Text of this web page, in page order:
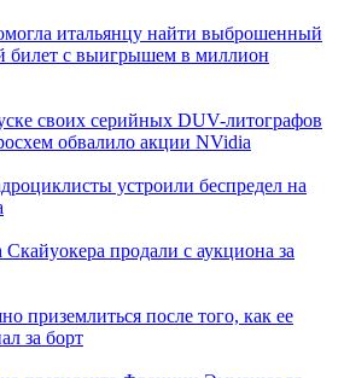
итальянцу найти выброшенный
билет с выигрышем в миллион
своих серийных DUV-литографов
обвалило акции NVidia
устроили беспредел на
продали с аукциона за
приземлиться после того, как ее
за борт